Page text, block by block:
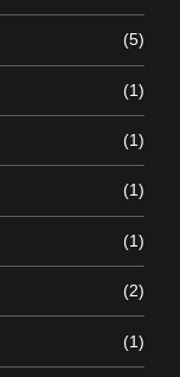
(5)
(1)
(1)
(1)
(1)
(2)
(1)